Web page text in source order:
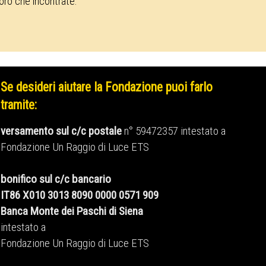
Se desideri aiutare la Fondazione puoi farlo
tramite:
versamento sul c/c postalen° 59472357 intestato a
Fondazione Un Raggio di Luce ETS
bonifico sul c/c bancario
IT86 X010 3013 8090 0000 0571 909
Banca Monte dei Paschi di Siena
intestato a
Fondazione Un Raggio di Luce ETS